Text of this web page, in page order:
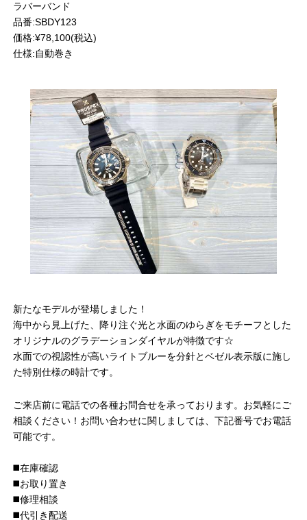
ラバーバンド
品番:SBDY123
価格:¥78,100(税込)
仕様:自動巻き
新たなモデルが登場しました！
海中から見上げた、降り注ぐ光と水面のゆらぎをモチーフとした
オリジナルのグラデーションダイヤルが特徴です☆
水面での視認性が高いライトブルーを分針とベゼル表示版に施し
た特別仕様の時計です。
ご来店前に電話での各種お問合せを承っております。お気軽にご
相談ください！お問い合わせに関しましては、下記番号でお電話
可能です。
◼️在庫確認
◼️お取り置き
◼️修理相談
◼️代引き配送